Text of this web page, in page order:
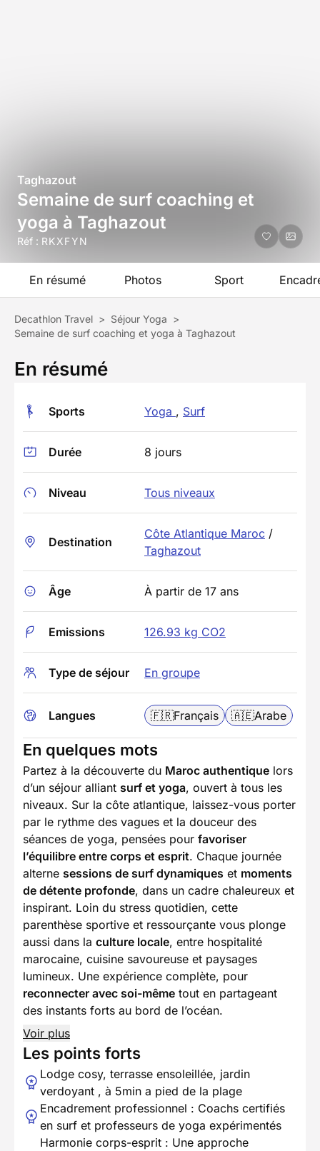
Taghazout
Semaine de surf coaching et
yoga à Taghazout
Réf : RKXFYN
En résumé Photos Sport
Decathlon Travel > Séjour Yoga >
Semaine de surf coaching et yoga à Taghazout
En résumé
Sports Yoga , Surf
Durée 8 jours
Niveau Tous niveaux
Destination
Côte Atlantique Maroc /
Taghazout
Âge À partir de 17 ans
Emissions 126.93 kg CO2
Type de séjour En groupe
Langues 🇫🇷Français 🇦🇪Arabe
En quelques mots
Partez à la découverte du Maroc authentique lors
d’un séjour alliant surf et yoga, ouvert à tous les
niveaux. Sur la côte atlantique, laissez-vous porter
par le rythme des vagues et la douceur des
séances de yoga, pensées pour favoriser
l’équilibre entre corps et esprit. Chaque journée
alterne sessions de surf dynamiques et moments
de détente profonde, dans un cadre chaleureux et
inspirant. Loin du stress quotidien, cette
parenthèse sportive et ressourçante vous plonge
aussi dans la culture locale, entre hospitalité
marocaine, cuisine savoureuse et paysages
lumineux. Une expérience complète, pour
reconnecter avec soi-même tout en partageant
des instants forts au bord de l’océan.
Voir plus
Les points forts
Lodge cosy, terrasse ensoleillée, jardin
verdoyant , à 5min a pied de la plage
Encadrement professionnel : Coachs certifiés
en surf et professeurs de yoga expérimentés
Harmonie corps-esprit : Une approche